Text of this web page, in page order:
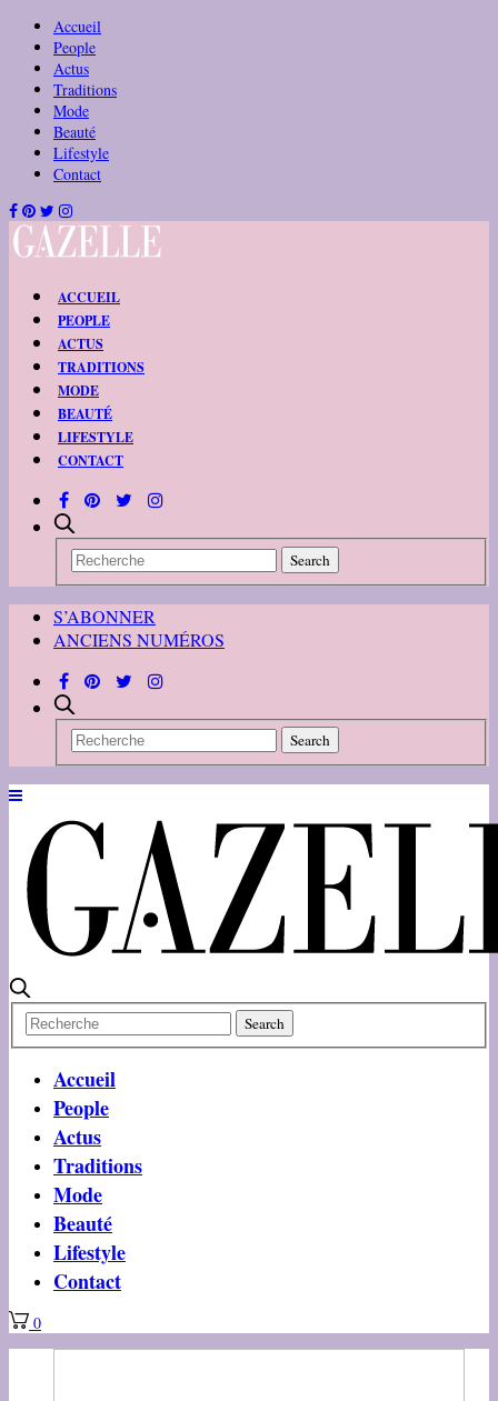
Accueil
People
Actus
Traditions
Mode
Beauté
Lifestyle
Contact
ACCUEIL
PEOPLE
ACTUS
TRADITIONS
MODE
BEAUTÉ
LIFESTYLE
CONTACT
S’ABONNER
ANCIENS NUMÉROS
Accueil
People
Actus
Traditions
Mode
Beauté
Lifestyle
Contact
0